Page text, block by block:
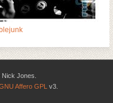
Jones.
Affero GPL v3.